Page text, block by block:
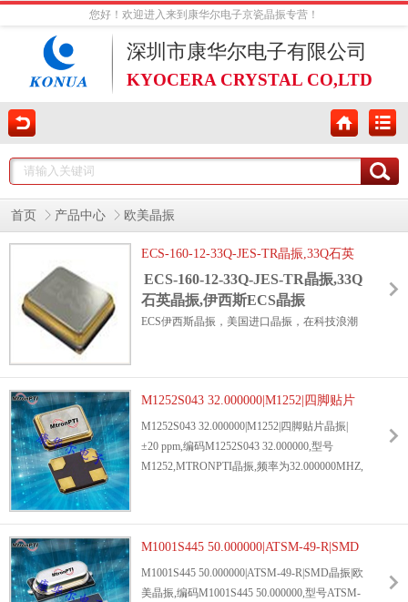
您好！欢迎进入来到康华尔电子京瓷晶振专营！
深圳市康华尔电子有限公司
KYOCERA CRYSTAL CO,LTD
首页 产品中心 欧美晶振
ECS-160-12-33Q-JES-TR晶振,33Q石英
晶振,伊西斯ECS晶振
ECS-160-12-33Q-JES-TR晶振,33Q
石英晶振,伊西斯ECS晶振
ECS伊西斯晶振，美国进口晶振，在科技浪潮
者.尤其是ECS-160-12-33Q-JES-TR晶振与33Q
石英晶振,以其精准的性能成为科技设备的“心
脏节拍器”,彰显着“小元件大作为”的深刻哲理.
晶振的核心价值在于精准控频,这正是伊西斯
ECS晶振的立身之本.33Q石英晶振依托石英晶
M1252S043 32.000000|M1252|四脚贴片
晶振|±20 ppm
M1252S043 32.000000|M1252|四脚贴片晶振|
±20 ppm,编码M1252S043 32.000000,型号
M1252,MTRONPTI晶振,频率为32.000000MHZ,
片晶振,无源晶振,石英晶振,应用于光传送网络,
数据处理,连接功能,基带,连接接口,无线电,超声
波传送等.
M1001S445 50.000000|ATSM-49-R|SMD
晶振|欧美晶振
M1001S445 50.000000|ATSM-49-R|SMD晶振|欧
美晶振,编码M1001S445 50.000000,型号ATSM-